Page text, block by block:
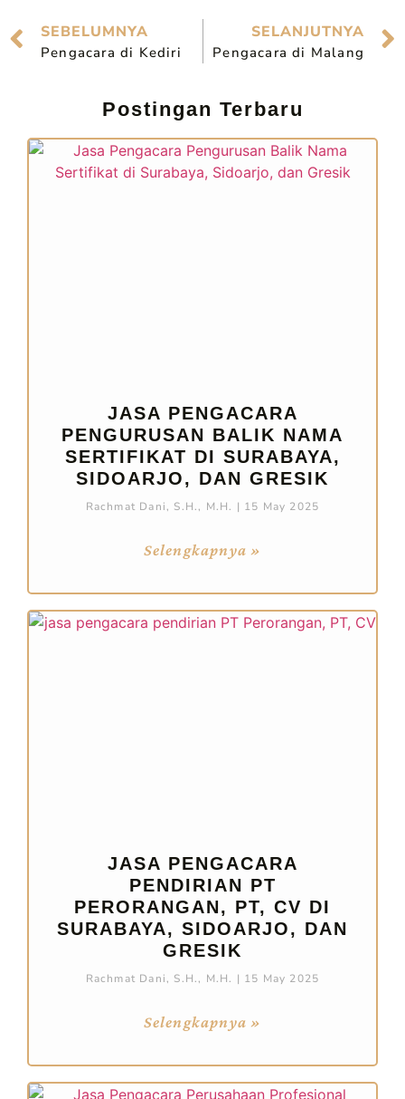
SEBELUMNYA
Pengacara di Kediri
SELANJUTNYA
Pengacara di Malang
Postingan Terbaru
JASA PENGACARA
PENGURUSAN BALIK NAMA
SERTIFIKAT DI SURABAYA,
SIDOARJO, DAN GRESIK
Rachmat Dani, S.H., M.H. 15 May 2025
Selengkapnya »
JASA PENGACARA
PENDIRIAN PT
PERORANGAN, PT, CV DI
SURABAYA, SIDOARJO, DAN
GRESIK
Rachmat Dani, S.H., M.H. 15 May 2025
Selengkapnya »